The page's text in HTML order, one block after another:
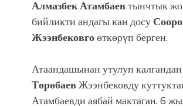
Алмазбек Атамбаевтынчтык
бийликти андагы кан досу
Жээнбековгоөткөрүп берген.
Атаандашынан утулуп
ТөрөбаевЖээнбековду
Атамбаевди аябай мактаган. 6